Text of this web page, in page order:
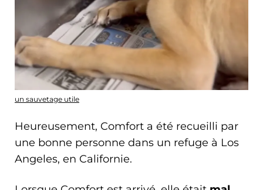
un sauvetage utile
Heureusement, Comfort a été recueilli par
une bonne personne dans un refuge à Los
Angeles, en Californie.